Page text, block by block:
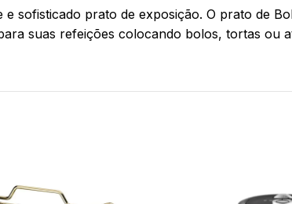
sofisticado prato de exposição. O prato de
suas refeições colocando bolos, tortas ou